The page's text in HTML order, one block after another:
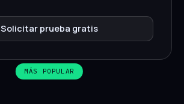
Solicitar prueba gratis
MÁS POPULAR